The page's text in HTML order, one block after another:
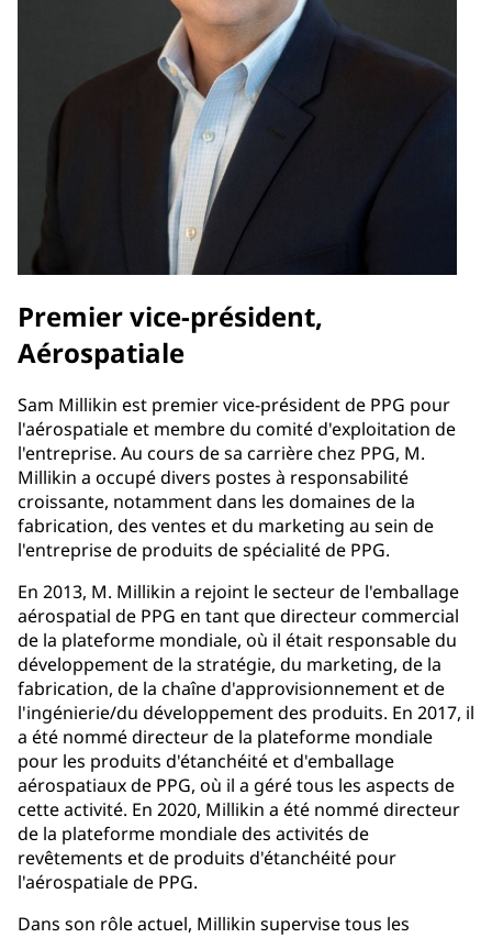
Premier vice-président,
Aérospatiale
Sam Millikin est premier vice-président de PPG pour
l'aérospatiale et membre du comité d'exploitation de
l'entreprise. Au cours de sa carrière chez PPG, M.
Millikin a occupé divers postes à responsabilité
croissante, notamment dans les domaines de la
fabrication, des ventes et du marketing au sein de
l'entreprise de produits de spécialité de PPG.
En 2013, M. Millikin a rejoint le secteur de l'emballage
aérospatial de PPG en tant que directeur commercial
de la plateforme mondiale, où il était responsable du
développement de la stratégie, du marketing, de la
fabrication, de la chaîne d'approvisionnement et de
l'ingénierie/du développement des produits. En 2017, il
a été nommé directeur de la plateforme mondiale
pour les produits d'étanchéité et d'emballage
aérospatiaux de PPG, où il a géré tous les aspects de
cette activité. En 2020, Millikin a été nommé directeur
de la plateforme mondiale des activités de
revêtements et de produits d'étanchéité pour
l'aérospatiale de PPG.
Dans son rôle actuel, Millikin supervise tous les